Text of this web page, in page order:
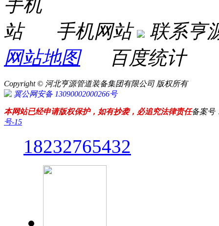
手机网站
联系亨
网站地图百度统计
Copyright © 河北亨源管道装备集团有限公司 版权所有
冀公网安备 13090002000266号
本网站已经申请版权保护，如有抄袭，必追究法律责任备案号
号-15
18232765432